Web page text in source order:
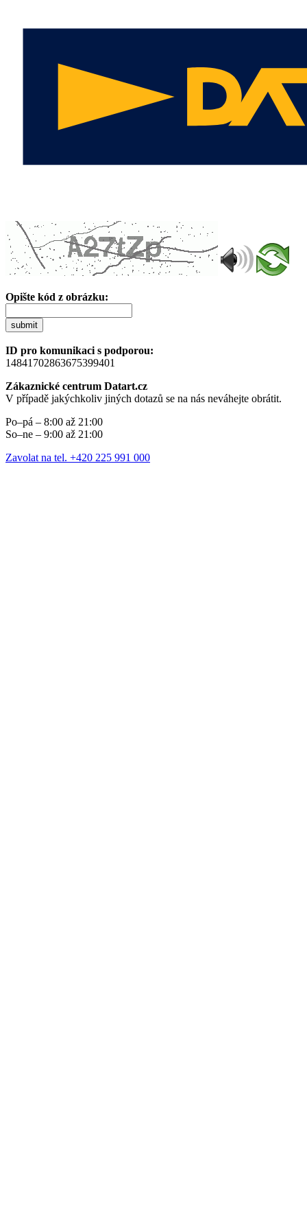
Opište kód z obrázku:
submit
ID pro komunikaci s podporou:
14841702863675399401
Zákaznické centrum Datart.cz
V případě jakýchkoliv jiných dotazů se na nás neváhejte obrátit.
Po–pá – 8:00 až 21:00
So–ne – 9:00 až 21:00
Zavolat na tel. +420 225 991 000